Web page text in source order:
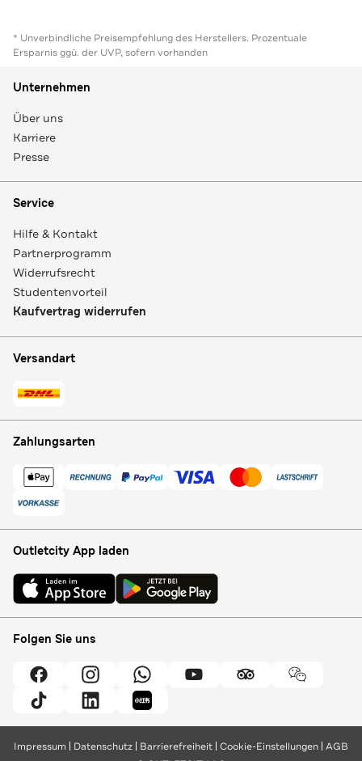
* Unverbindliche Preisempfehlung des Herstellers. Prozentuale
Ersparnis ggü. der UVP, sofern vorhanden
Unternehmen
Über uns
Karriere
Presse
Service
Hilfe & Kontakt
Partnerprogramm
Widerrufsrecht
Studentenvorteil
Kaufvertrag widerrufen
Versandart
Zahlungsarten
Outletcity App laden
Folgen Sie uns
Impressum Datenschutz Barrierefreiheit Cookie-Einstellungen AGB